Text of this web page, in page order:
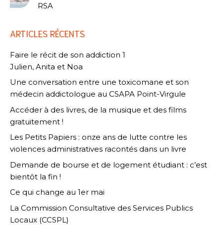
RSA
ARTICLES RÉCENTS
Faire le récit de son addiction 1
Julien, Anita et Noa
Une conversation entre une toxicomane et son
médecin addictologue au CSAPA Point-Virgule
Accéder à des livres, de la musique et des films
gratuitement !
Les Petits Papiers : onze ans de lutte contre les
violences administratives racontés dans un livre
Demande de bourse et de logement étudiant : c’est
bientôt la fin !
Ce qui change au 1er mai
La Commission Consultative des Services Publics
Locaux (CCSPL)